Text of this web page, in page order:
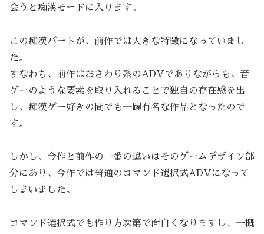
会うと痴漢モードに入ります。
この痴漢パートが、前作では大きな特徴になっていまし
た。
すなわち、前作はおさわり系のADVでありながらも、音
ゲーのような要素を取り入れることで独自の存在感を出
し、痴漢ゲー好きの間でも一躍有名な作品となったので
す。
しかし、今作と前作の一番の違いはそのゲームデザイン部
分にあり、今作では普通のコマンド選択式ADVになって
しまいました。
コマンド選択式でも作り方次第で面白くなりますし、一概